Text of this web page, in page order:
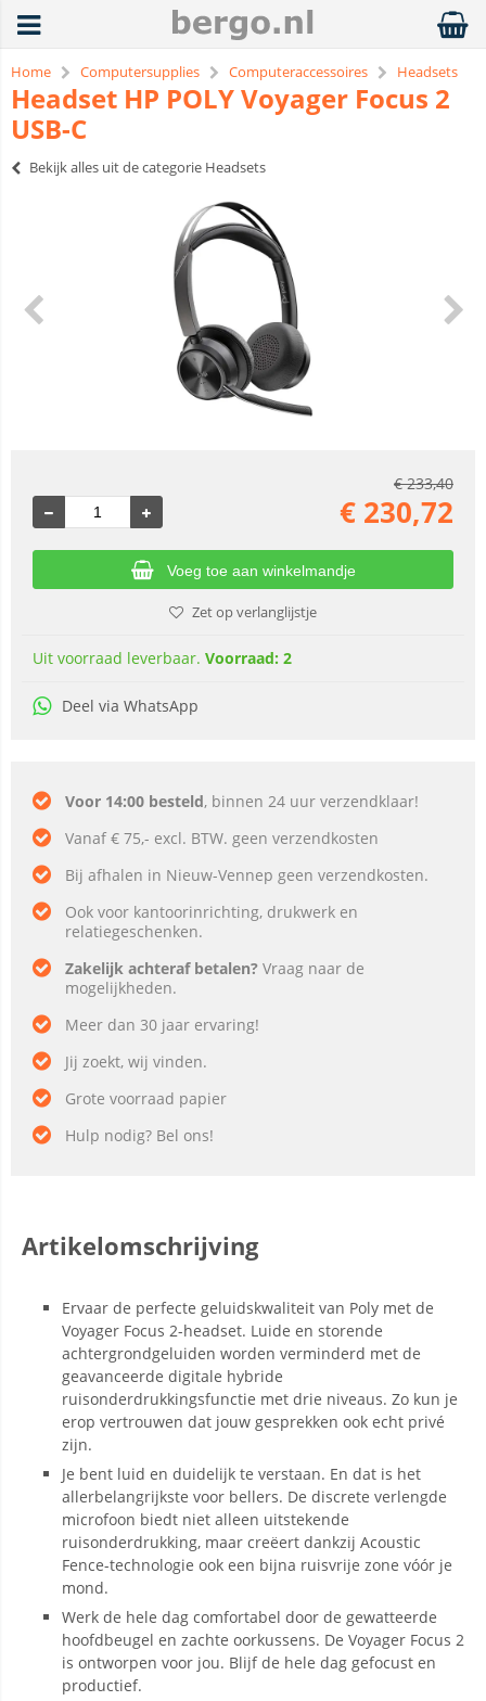
Home Computersupplies Computeraccessoires Headsets
Headset HP POLY Voyager Focus 2
USB-C
Bekijk alles uit de categorie Headsets
€233,40
€ 230,72
Voeg toe aan winkelmandje
Zet op verlanglijstje
Uit voorraad leverbaar. Voorraad: 2
Deel via WhatsApp
Voor 14:00 besteld, binnen 24 uur verzendklaar!
Vanaf € 75,- excl. BTW. geen verzendkosten
Bij afhalen in Nieuw-Vennep geen verzendkosten.
Ook voor kantoorinrichting, drukwerk en
relatiegeschenken.
Zakelijk achteraf betalen? Vraag naar de
mogelijkheden.
Meer dan 30 jaar ervaring!
Jij zoekt, wij vinden.
Grote voorraad papier
Hulp nodig? Bel ons!
Artikelomschrijving
Ervaar de perfecte geluidskwaliteit van Poly met de
Voyager Focus 2-headset. Luide en storende
achtergrondgeluiden worden verminderd met de
geavanceerde digitale hybride
ruisonderdrukkingsfunctie met drie niveaus. Zo kun je
erop vertrouwen dat jouw gesprekken ook echt privé
zijn.
Je bent luid en duidelijk te verstaan. En dat is het
allerbelangrijkste voor bellers. De discrete verlengde
microfoon biedt niet alleen uitstekende
ruisonderdrukking, maar creëert dankzij Acoustic
Fence-technologie ook een bijna ruisvrije zone vóór je
mond.
Werk de hele dag comfortabel door de gewatteerde
hoofdbeugel en zachte oorkussens. De Voyager Focus 2
is ontworpen voor jou. Blijf de hele dag gefocust en
productief.